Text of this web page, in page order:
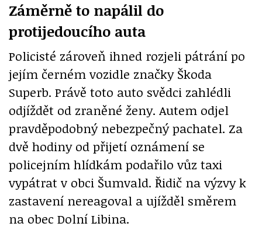
Záměrně to napálil do
protijedoucího auta
Policisté zároveň ihned rozjeli pátrání po
jejím černém vozidle značky Škoda
Superb. Právě toto auto svědci zahlédli
odjíždět od zraněné ženy. Autem odjel
pravděpodobný nebezpečný pachatel. Za
dvě hodiny od přijetí oznámení se
policejním hlídkám podařilo vůz taxi
vypátrat v obci Šumvald. Řidič na výzvy k
zastavení nereagoval a ujížděl směrem
na obec Dolní Libina.